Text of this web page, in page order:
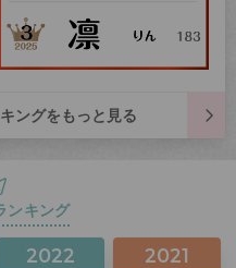
ングをもっと見る
ンキング
2022 2021